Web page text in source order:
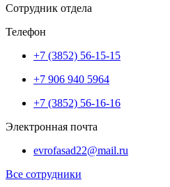
Сотрудник отдела
Телефон
+7 (3852) 56-15-15
+7 906 940 5964
+7 (3852) 56-16-16
Электронная почта
evrofasad22@mail.ru
Все сотрудники